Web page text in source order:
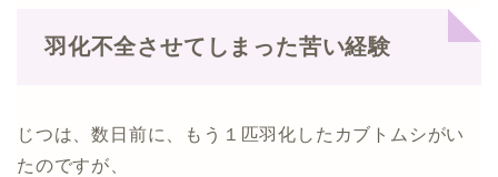
羽化不全させてしまった苦い経験
じつは、数日前に、もう１匹羽化したカブトムシがい
たのですが、